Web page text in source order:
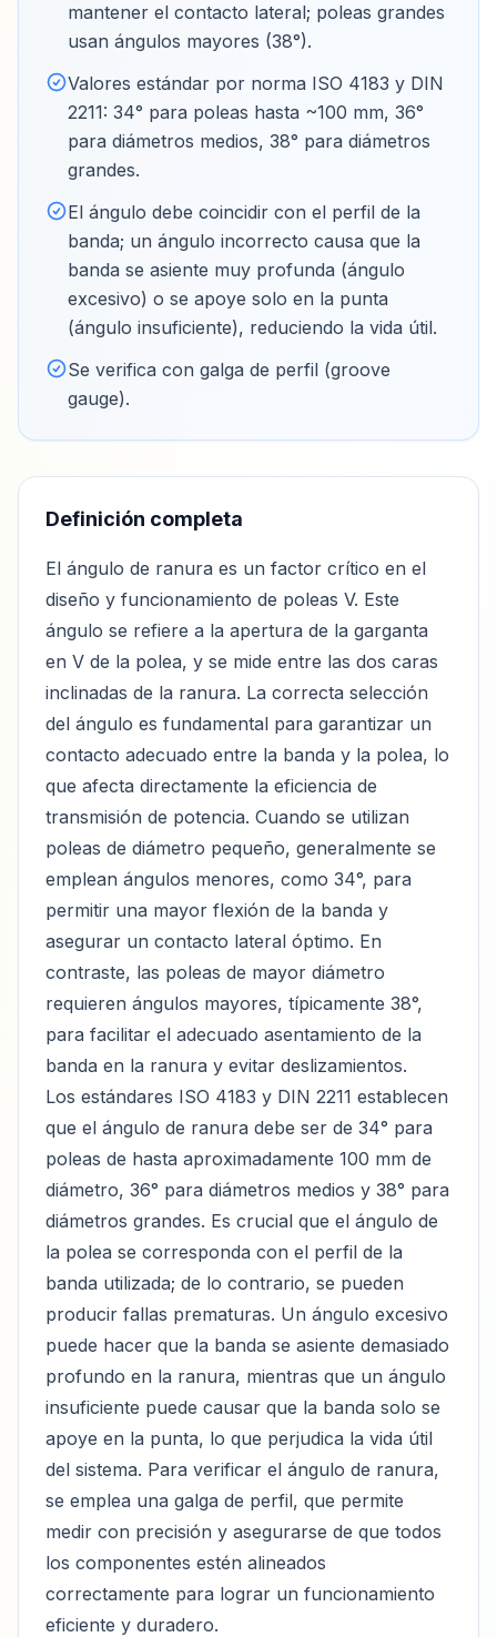
mantener el contacto lateral; poleas grandes
usan ángulos mayores (38°).
Valores estándar por norma ISO 4183 y DIN
2211: 34° para poleas hasta ~100 mm, 36°
para diámetros medios, 38° para diámetros
grandes.
El ángulo debe coincidir con el perfil de la
banda; un ángulo incorrecto causa que la
banda se asiente muy profunda (ángulo
excesivo) o se apoye solo en la punta
(ángulo insuficiente), reduciendo la vida útil.
Se verifica con galga de perfil (groove
gauge).
Definición completa
El ángulo de ranura es un factor crítico en el
diseño y funcionamiento de poleas V. Este
ángulo se refiere a la apertura de la garganta
en V de la polea, y se mide entre las dos caras
inclinadas de la ranura. La correcta selección
del ángulo es fundamental para garantizar un
contacto adecuado entre la banda y la polea, lo
que afecta directamente la eficiencia de
transmisión de potencia. Cuando se utilizan
poleas de diámetro pequeño, generalmente se
emplean ángulos menores, como 34°, para
permitir una mayor flexión de la banda y
asegurar un contacto lateral óptimo. En
contraste, las poleas de mayor diámetro
requieren ángulos mayores, típicamente 38°,
para facilitar el adecuado asentamiento de la
banda en la ranura y evitar deslizamientos.
Los estándares ISO 4183 y DIN 2211 establecen
que el ángulo de ranura debe ser de 34° para
poleas de hasta aproximadamente 100 mm de
diámetro, 36° para diámetros medios y 38° para
diámetros grandes. Es crucial que el ángulo de
la polea se corresponda con el perfil de la
banda utilizada; de lo contrario, se pueden
producir fallas prematuras. Un ángulo excesivo
puede hacer que la banda se asiente demasiado
profundo en la ranura, mientras que un ángulo
insuficiente puede causar que la banda solo se
apoye en la punta, lo que perjudica la vida útil
del sistema. Para verificar el ángulo de ranura,
se emplea una galga de perfil, que permite
medir con precisión y asegurarse de que todos
los componentes estén alineados
correctamente para lograr un funcionamiento
eficiente y duradero.